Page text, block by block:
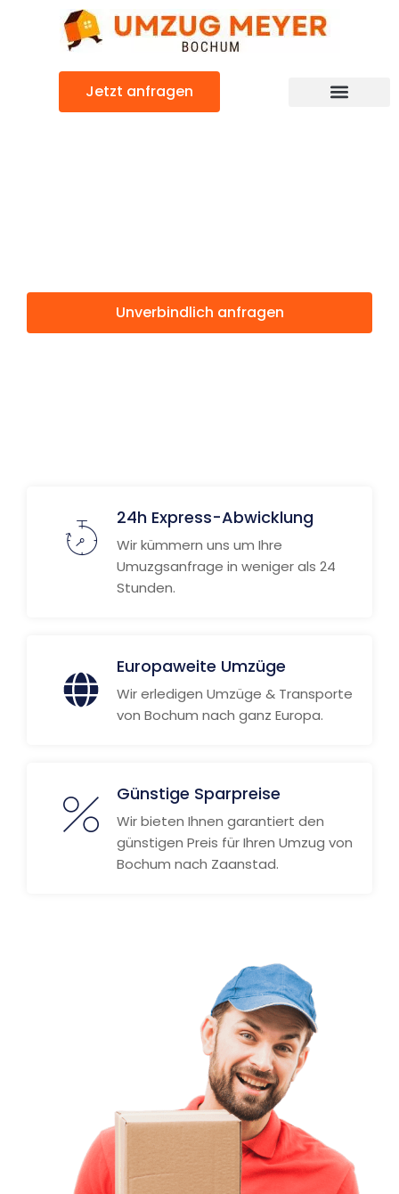
Jetzt anfragen
Unverbindlich anfragen
24h Express-Abwicklung
Wir kümmern uns um Ihre
Umuzgsanfrage in weniger als 24
Stunden.
Europaweite Umzüge
Wir erledigen Umzüge & Transporte
von Bochum nach ganz Europa.
Günstige Sparpreise
Wir bieten Ihnen garantiert den
günstigen Preis für Ihren Umzug von
Bochum nach Zaanstad.